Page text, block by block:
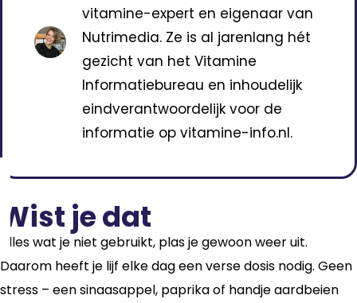
vitamine-expert en eigenaar van
Nutrimedia. Ze is al jarenlang hét
gezicht van het Vitamine
Informatiebureau en inhoudelijk
eindverantwoordelijk voor de
informatie op vitamine-info.nl.
Wist je dat
Alles wat je niet gebruikt, plas je gewoon weer uit.
Daarom heeft je lijf elke dag een verse dosis nodig. Geen
stress – een sinaasappel, paprika of handje aardbeien